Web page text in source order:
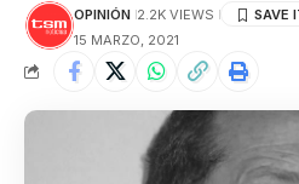
OPINIÓN 2.2K VIEWS
15 MARZO, 2021